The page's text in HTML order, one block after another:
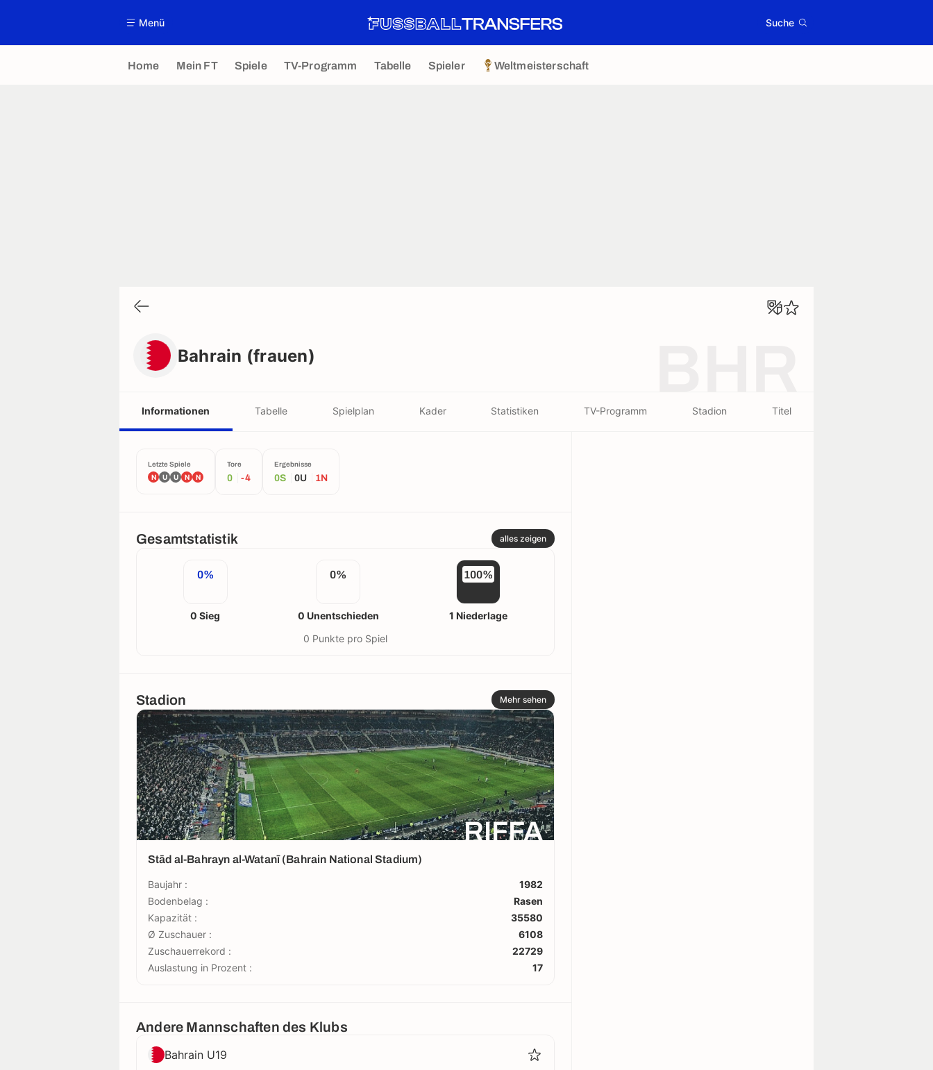
Menü Suche
Home Mein FT Spiele TV-Programm Tabelle Spieler Weltmeisterschaft
Bahrain (frauen)
Informationen Tabelle Spielplan Kader Statistiken TV-Programm Stadion Titel
Letzte Spiele
N U U N N
Tore
0 -4
Ergebnisse
0S 0U 1N
Gesamtstatistik alles zeigen
0%
0 Sieg
0%
0 Unentschieden
100%
1 Niederlage
0 Punkte pro Spiel
Stadion Mehr sehen
RIFFA
Stād al-Bahrayn al-Watanī (Bahrain National Stadium)
Baujahr :
1982
Bodenbelag :
Rasen
Kapazität :
35580
Ø Zuschauer :
6108
Zuschauerrekord :
22729
Auslastung in Prozent :
17
Andere Mannschaften des Klubs
Bahrain U19